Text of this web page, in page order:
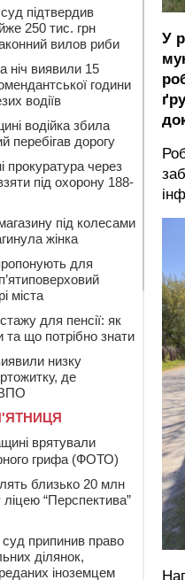
У
підтвердив
250 тис. грн
вилов риби
ніч виявили 15
години
водіїв
водійка збила
перебігав дорогу
прокуратура через
під охорону 188-
під колесами
жінка
для
міста
для пенсії: як
та що потрібно знати
низку
де
врятували
грифа (ФОТО)
близько 20 млн
ліцею “Перспектива”
припинив право
ділянок,
іноземцем